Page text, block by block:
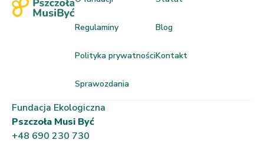
Regulaminy
Polityka prywatności
Sprawozdania
Blog
Kontakt
Fundacja Ekologiczna
Pszczoła Musi Być
+48 690 230 730